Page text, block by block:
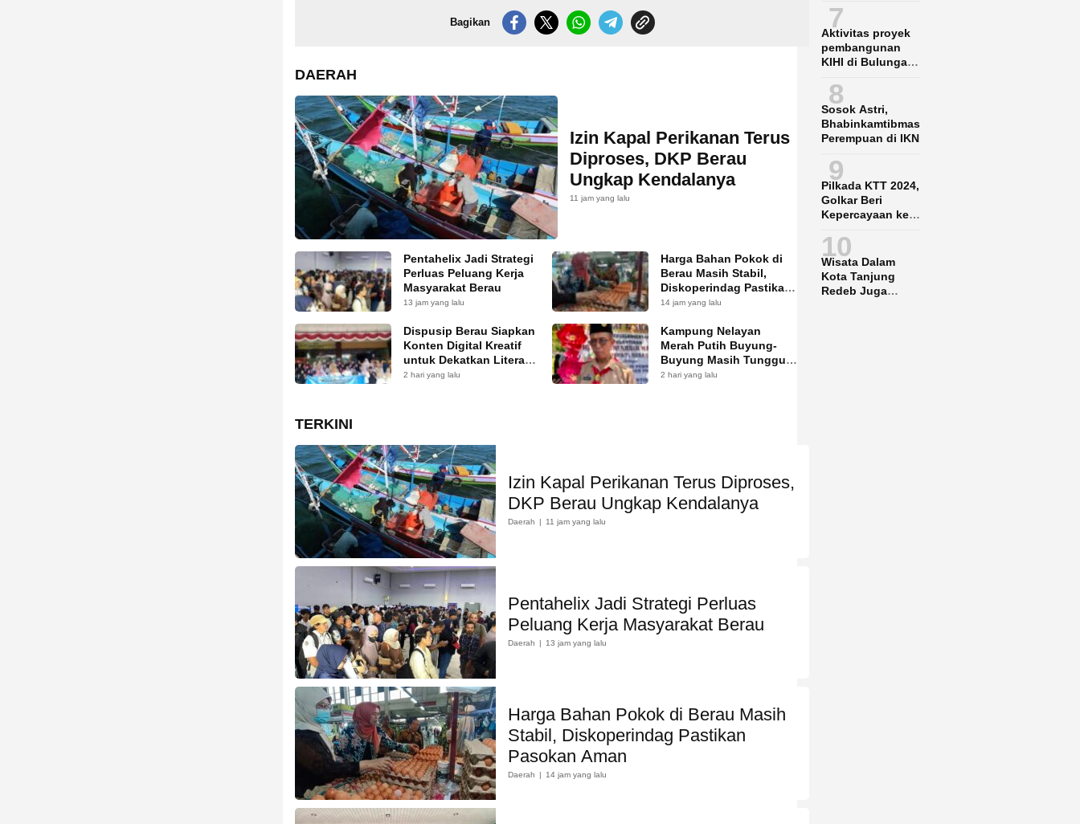
Bagikan
DAERAH
Izin Kapal Perikanan Terus
Diproses, DKP Berau
Ungkap Kendalanya
11 jam yang lalu
Pentahelix Jadi Strategi
Perluas Peluang Kerja
Masyarakat Berau
13 jam yang lalu
Harga Bahan Pokok di
Berau Masih Stabil,
Diskoperindag Pastikan
Pasokan Aman
14 jam yang lalu
Dispusip Berau Siapkan
Konten Digital Kreatif
untuk Dekatkan Literasi
ke Generasi Muda
2 hari yang lalu
Kampung Nelayan
Merah Putih Buyung-
Buyung Masih Tunggu
Keputusan KKP
2 hari yang lalu
TERKINI
Izin Kapal Perikanan Terus Diproses,
DKP Berau Ungkap Kendalanya
Daerah 11 jam yang lalu
Pentahelix Jadi Strategi Perluas
Peluang Kerja Masyarakat Berau
Daerah 13 jam yang lalu
Harga Bahan Pokok di Berau Masih
Stabil, Diskoperindag Pastikan
Pasokan Aman
Daerah 14 jam yang lalu
Garap Lahan KBK
7
Aktivitas proyek
pembangunan
KIHI di Bulungan
lokal
8
Sosok Astri,
Bhabinkamtibmas
Perempuan di IKN
9
Pilkada KTT 2024,
Golkar Beri
Kepercayaan ke
10
Wisata Dalam
Kota Tanjung
Redeb Juga